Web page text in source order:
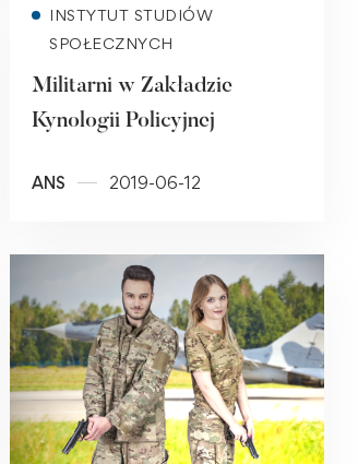
INSTYTUT STUDIÓW
SPOŁECZNYCH
Militarni w Zakładzie
Kynologii Policyjnej
ANS 2019-06-12